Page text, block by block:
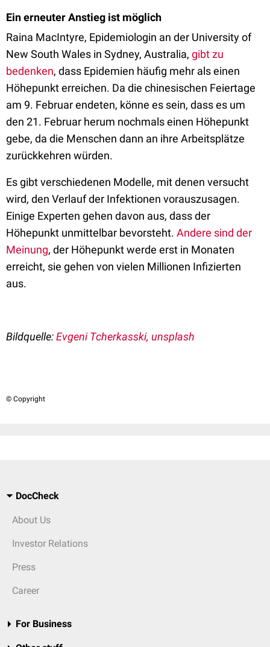
Ein erneuter Anstieg ist möglich
Raina MacIntyre, Epidemiologin an der University of
New South Wales in Sydney, Australia, gibt zu
bedenken, dass Epidemien häufig mehr als einen
Höhepunkt erreichen. Da die chinesischen Feiertage
am 9. Februar endeten, könne es sein, dass es um
den 21. Februar herum nochmals einen Höhepunkt
gebe, da die Menschen dann an ihre Arbeitsplätze
zurückkehren würden.
Es gibt verschiedenen Modelle, mit denen versucht
wird, den Verlauf der Infektionen vorauszusagen.
Einige Experten gehen davon aus, dass der
Höhepunkt unmittelbar bevorsteht. Andere sind der
Meinung, der Höhepunkt werde erst in Monaten
erreicht, sie gehen von vielen Millionen Infizierten
aus.
Bildquelle:Evgeni Tcherkasski, unsplash
© Copyright
DocCheck
About Us
Investor Relations
Press
Career
For Business